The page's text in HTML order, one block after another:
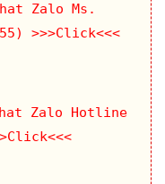
Zalo Ms.
>>>Click<<<
Zalo Hotline